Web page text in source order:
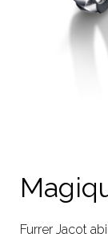
Furrer Jacot